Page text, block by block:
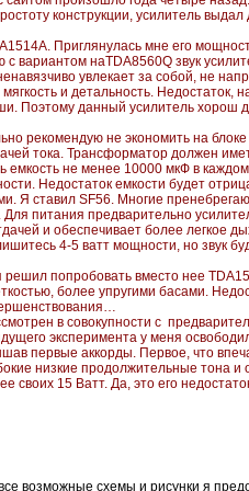
конструкции, усилитель
Приглянулась мне его
вариантом наTDA8560Q звук
увлекает за собой, не
и детальность. Недостаток,
Поэтому данный усилитель хорош
рекомендую не экономить на
тока. Трансформатор должен
не менее 10000 мкФ в
Недостаток емкости будет
Я ставил SF56. Многие
питания предварительно
и обеспечивает более легкое
4-5 ватт мощности, но звук
попробовать вместо нее
более упругими басами.
в совокупности с
эксперимента у меня
первые аккорды. Первое, что
низкие продолжительные тона и
своих 15 Ватт. Да, это его
все возможные схемы и